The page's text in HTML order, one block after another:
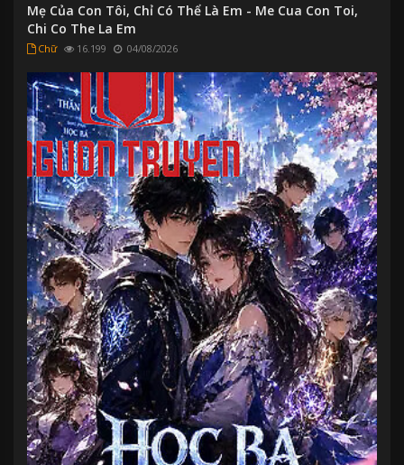
Mẹ Của Con Tôi, Chỉ Có Thể Là Em - Me Cua Con Toi,
Chi Co The La Em
Chữ 16.199 04/08/2026